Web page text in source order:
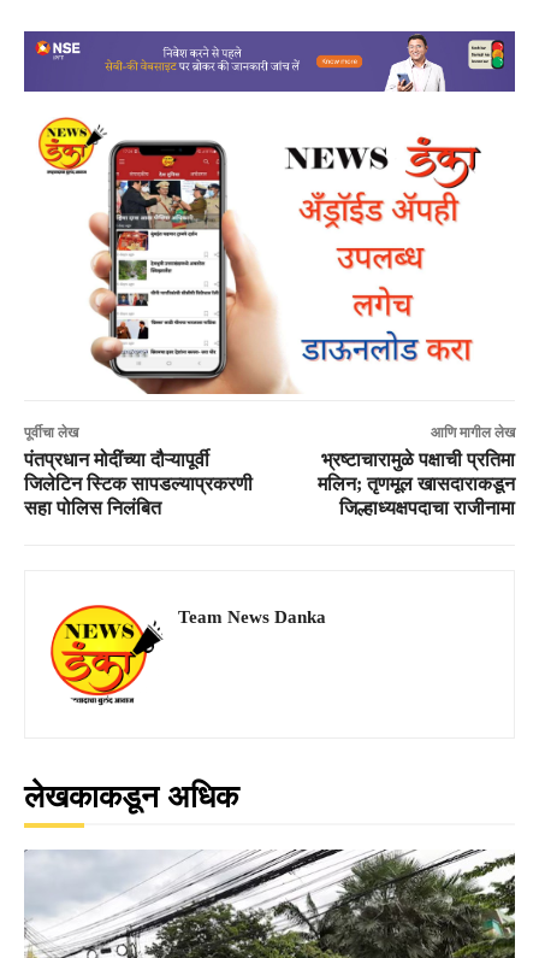
पूर्वीचा लेख
पंतप्रधान मोदींच्या दौऱ्यापूर्वी
जिलेटिन स्टिक सापडल्याप्रकरणी
सहा पोलिस निलंबित
आणि मागील लेख
भ्रष्टाचारामुळे पक्षाची प्रतिमा
मलिन; तृणमूल खासदाराकडून
जिल्हाध्यक्षपदाचा राजीनामा
Team News Danka
लेखकाकडून अधिक